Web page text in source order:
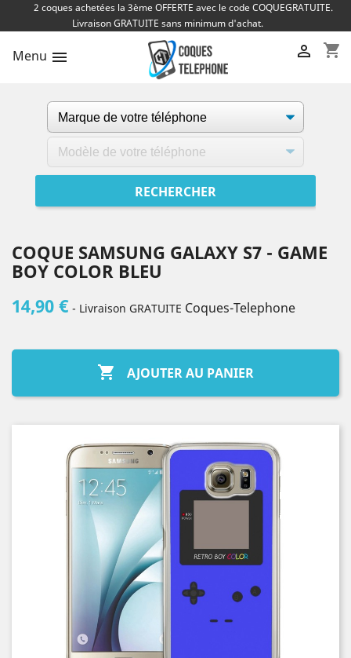
2 coques achetées la 3ème OFFERTE avec le code COQUEGRATUITE.
Livraison GRATUITE sans minimum d'achat.
Menu  shopping_cart

COQUE SAMSUNG GALAXY S7 - GAME
BOY COLOR BLEU
14,90 € - Livraison GRATUITE Coques-Telephone
 AJOUTER AU PANIER